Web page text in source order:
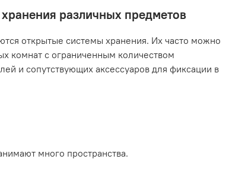
различных предметов
открытые системы хранения. Их часто можно
комнат с ограниченным количеством
и сопутствующих аксессуаров для фиксации в
много пространства.